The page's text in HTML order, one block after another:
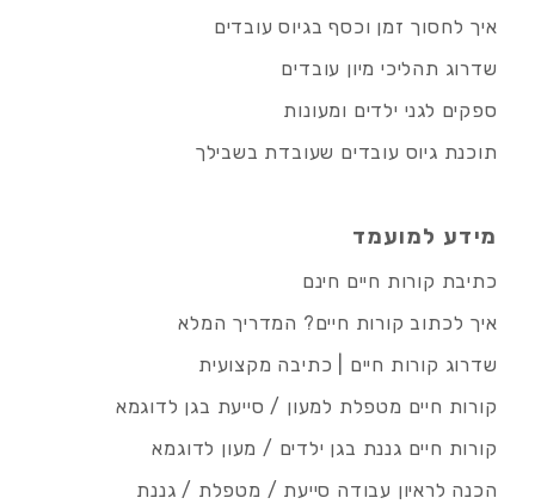
איך לחסוך זמן וכסף בגיוס עובדים
שדרוג תהליכי מיון עובדים
ספקים לגני ילדים ומעונות
תוכנת גיוס עובדים שעובדת בשבילך
מידע למועמד
כתיבת קורות חיים חינם
איך לכתוב קורות חיים? המדריך המלא
שדרוג קורות חיים | כתיבה מקצועית
קורות חיים מטפלת למעון / סייעת בגן לדוגמא
קורות חיים גננת בגן ילדים / מעון לדוגמא
הכנה לראיון עבודה סייעת / מטפלת / גננת